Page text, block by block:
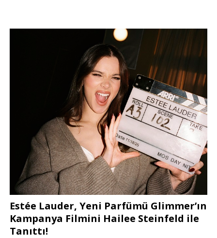
Estée Lauder, Yeni Parfümü Glimmer’ın
Kampanya Filmini Hailee Steinfeld ile
Tanıttı!